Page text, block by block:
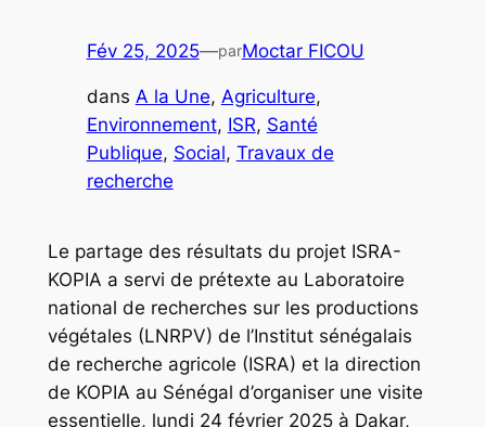
Fév 25, 2025—parMoctar FICOU
dans A la Une, Agriculture
Environnement, ISR, Santé
Publique, Social, Travaux de
recherche
Le partage des résultats du projet ISRA-
KOPIA a servi de prétexte au Laboratoire
national de recherches sur les productions
végétales (LNRPV) de l’Institut sénégalais
de recherche agricole (ISRA) et la direction
de KOPIA au Sénégal d’organiser une visite
essentielle, lundi 24 février 2025 à Dakar,